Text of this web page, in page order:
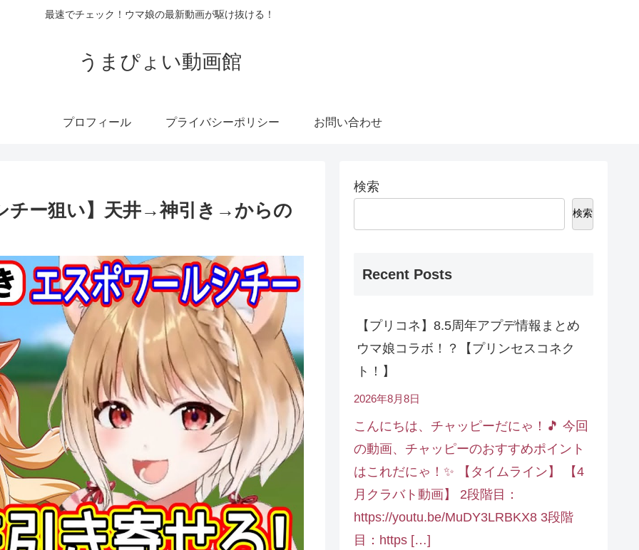
最速でチェック！ウマ娘の最新動画が駆け抜ける！
うまぴょい動画館
プロフィール プライバシーポリシー お問い合わせ
チー狙い】天井→神引き→からの
検索
検索
Recent Posts
【プリコネ】8.5周年アプデ情報まとめ
ウマ娘コラボ！？【プリンセスコネク
ト！】
2026年8月8日
こんにちは、チャッピーだにゃ！🎵 今回
の動画、チャッピーのおすすめポイント
はこれだにゃ！✨ 【タイムライン】 【4
月クラバト動画】 2段階目：
https://youtu.be/MuDY3LRBKX8 3段階
目：https […]